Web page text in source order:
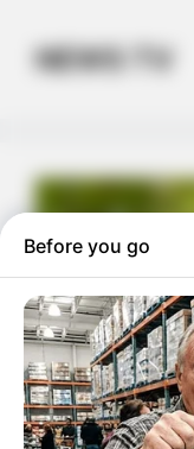
contentNEWS TV
Before you go